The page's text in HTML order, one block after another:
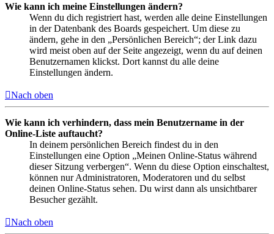
Wie kann ich meine Einstellungen ändern?
Wenn du dich registriert hast, werden alle deine Einstellungen
in der Datenbank des Boards gespeichert. Um diese zu
ändern, gehe in den „Persönlichen Bereich“; der Link dazu
wird meist oben auf der Seite angezeigt, wenn du auf deinen
Benutzernamen klickst. Dort kannst du alle deine
Einstellungen ändern.
Nach oben
Wie kann ich verhindern, dass mein Benutzername in der
Online-Liste auftaucht?
In deinem persönlichen Bereich findest du in den
Einstellungen eine Option „Meinen Online-Status während
dieser Sitzung verbergen“. Wenn du diese Option einschaltest,
können nur Administratoren, Moderatoren und du selbst
deinen Online-Status sehen. Du wirst dann als unsichtbarer
Besucher gezählt.
Nach oben